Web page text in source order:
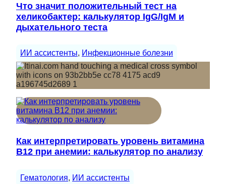
Что значит положительный тест на
хеликобактер: калькулятор IgG/IgM и
дыхательного теста
ИИ ассистенты, Инфекционные болезни
Как интерпретировать уровень витамина
B12 при анемии: калькулятор по анализу
Гематология, ИИ ассистенты